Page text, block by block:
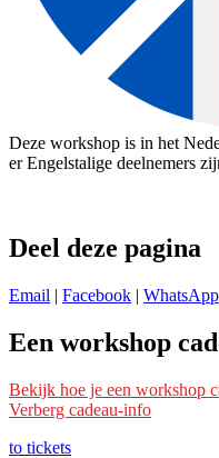
Deze workshop is in het
er Engelstalige deelnemers
Deel deze pagina
Email | Facebook | WhatsApp
Een workshop
Ik wil deze workshop als
en vermeld bij ‘Opmerking’
Bekijk hoe je een workshop
Verberg cadeau-info
to tickets